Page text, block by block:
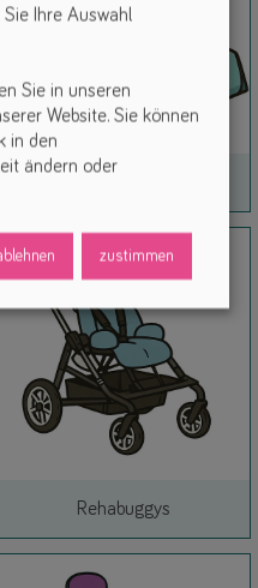
Rehabuggys
Ihre Auswahl
Sie in unseren
Website. Sie können
in den
ändern oder
zustimmen